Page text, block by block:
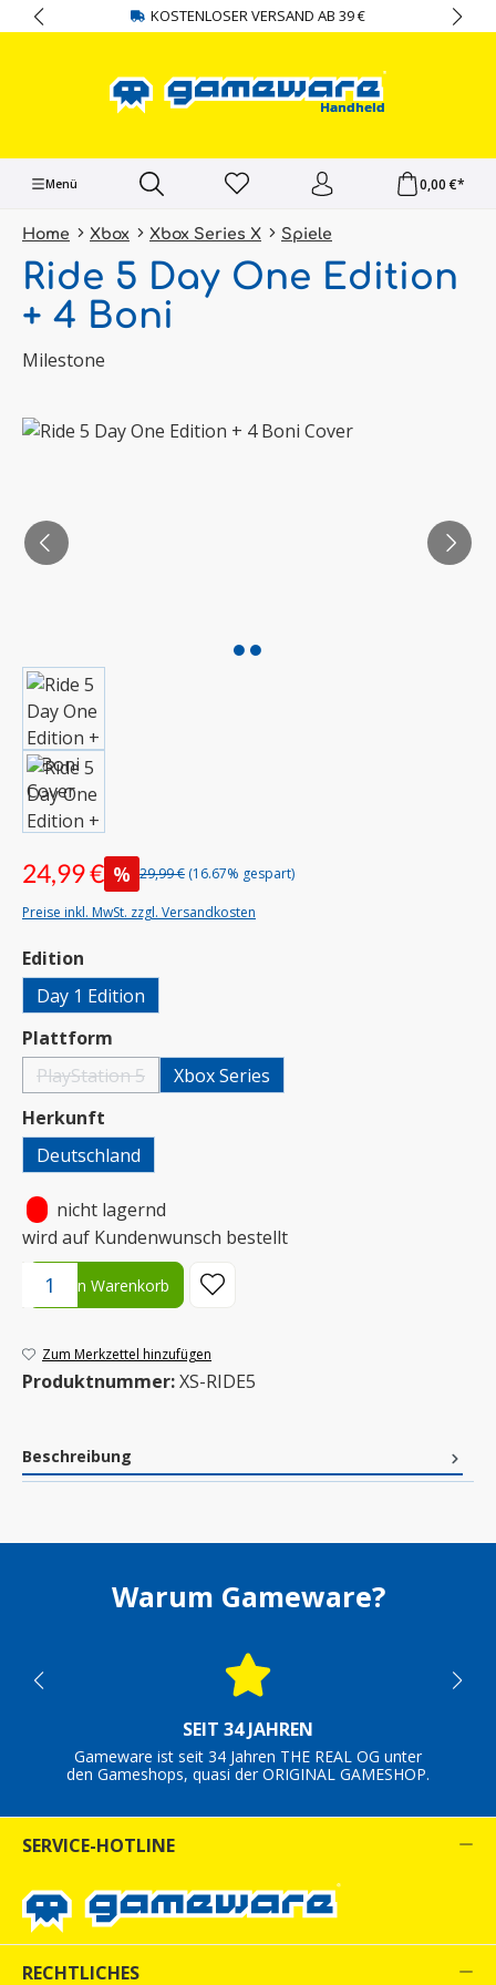
springen KOSTENLOSER VERSAND AB 39 €
Menü 0,00 €*
Home Xbox Xbox Series X Spiele
Ride 5 Day One Edition
+ 4 Boni
Milestone
Bildergalerie überspringen
24,99 € % 29,99 € (16.67% gespart)
Preise inkl. MwSt. zzgl. Versandkosten
Edition
Day 1 Edition
Plattform
PlayStation 5(Diese Option ist zurzeit nicht verfügbar.)
Xbox Series
Herkunft
Deutschland
nicht lagernd
wird auf Kundenwunsch bestellt
Produkt Anzahl: Gib den gewünschten Wert ein oder benutze
In den Warenkorb
Zum Merkzettel hinzufügen
Produktnummer:XS-RIDE5
Beschreibung
Warum Gameware?
SEIT 34 JAHREN
Gameware ist seit 34 Jahren THE REAL OG unter
den Gameshops, quasi der ORIGINAL GAMESHOP.
SERVICE-HOTLINE
RECHTLICHES